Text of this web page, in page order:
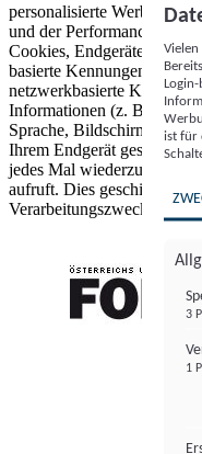
personalisierte Werbung
und der Performance von
Cookies, Endgeräte- oder
basierte Kennungen,
netzwerkbasierte
Informationen (z. B.
Sprache, Bildschirmgröße,
Ihrem Endgerät
jedes Mal
aufruft. Dies geschieht für
Verarbeitungszwecke.
ist für
3
1
FONDS